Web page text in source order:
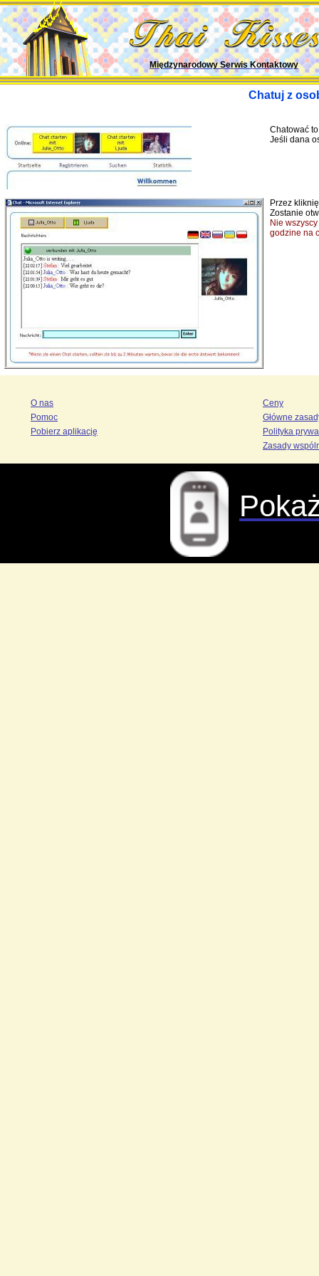
Międzynarodowy Serwis Kontaktowy
Chatuj z
Chatować
Jeśli dana
Przez
Zostanie
Nie
godzine na
O nas
Pomoc
Pobierz aplikację
Ceny
Główne
Polityka
Zasady